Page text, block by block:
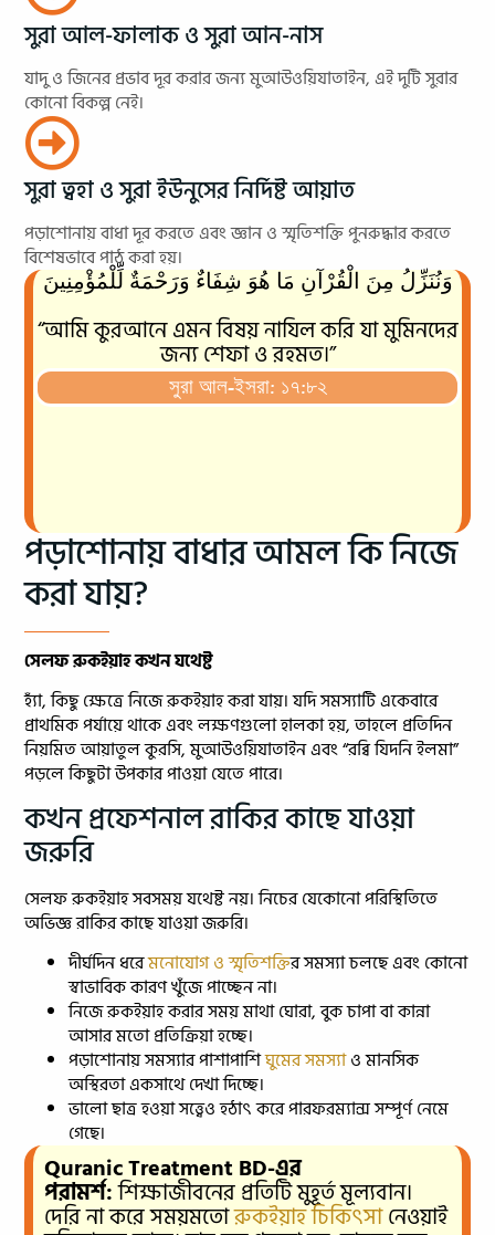
সুরা আল-ফালাক ও সুরা আন-নাস
যাদু ও জিনের প্রভাব দূর করার জন্য মুআউওয়িযাতাইন, এই দুটি সুরার
কোনো বিকল্প নেই।
সুরা ত্বহা ও সুরা ইউনুসের নির্দিষ্ট আয়াত
পড়াশোনায় বাধা দূর করতে এবং জ্ঞান ও স্মৃতিশক্তি পুনরুদ্ধার করতে
বিশেষভাবে পাঠ করা হয়।
وَنُنَزِّلُ مِنَ الْقُرْآنِ مَا هُوَ شِفَاءٌ وَرَحْمَةٌ لِّلْمُؤْمِنِينَ
“আমি কুরআনে এমন বিষয় নাযিল করি যা মুমিনদের
জন্য শেফা ও রহমত।”
সুরা আল-ইসরা: ১৭:৮২
পড়াশোনায় বাধার আমল কি নিজে
করা যায়?
সেলফ রুকইয়াহ কখন যথেষ্ট
হ্যাঁ, কিছু ক্ষেত্রে নিজে রুকইয়াহ করা যায়। যদি সমস্যাটি একেবারে
প্রাথমিক পর্যায়ে থাকে এবং লক্ষণগুলো হালকা হয়, তাহলে প্রতিদিন
নিয়মিত আয়াতুল কুরসি, মুআউওয়িযাতাইন এবং “রব্বি যিদনি ইলমা”
পড়লে কিছুটা উপকার পাওয়া যেতে পারে।
কখন প্রফেশনাল রাকির কাছে যাওয়া
জরুরি
সেলফ রুকইয়াহ সবসময় যথেষ্ট নয়। নিচের যেকোনো পরিস্থিতিতে
অভিজ্ঞ রাকির কাছে যাওয়া জরুরি।
দীর্ঘদিন ধরেমনোযোগ ও স্মৃতিশক্তির সমস্যা চলছে এবং কোনো
স্বাভাবিক কারণ খুঁজে পাচ্ছেন না।
নিজে রুকইয়াহ করার সময় মাথা ঘোরা, বুক চাপা বা কান্না
আসার মতো প্রতিক্রিয়া হচ্ছে।
পড়াশোনায় সমস্যার পাশাপাশিঘুমের সমস্যাও মানসিক
অস্থিরতা একসাথে দেখা দিচ্ছে।
ভালো ছাত্র হওয়া সত্ত্বেও হঠাৎ করে পারফরম্যান্স সম্পূর্ণ নেমে
গেছে।
Quranic Treatment BD-এর
পরামর্শ:শিক্ষাজীবনের প্রতিটি মুহূর্ত মূল্যবান।
দেরি না করে সময়মতোরুকইয়াহ চিকিৎসানেওয়াই